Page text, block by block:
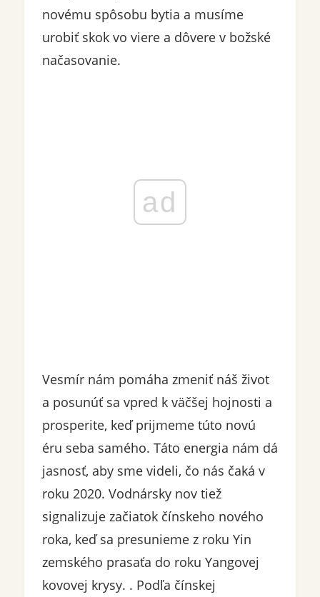
novému spôsobu bytia a musíme
urobiť skok vo viere a dôvere v božské
načasovanie.
ad
Vesmír nám pomáha zmeniť náš život
a posunúť sa vpred k väčšej hojnosti a
prosperite, keď prijmeme túto novú
éru seba samého. Táto energia nám dá
jasnosť, aby sme videli, čo nás čaká v
roku 2020. Vodnársky nov tiež
signalizuje začiatok čínskeho nového
roka, keď sa presunieme z roku Yin
zemského prasaťa do roku Yangovej
kovovej krysy. . Podľa čínskej